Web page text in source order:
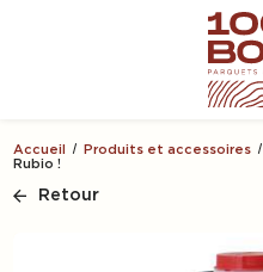
Accueil Produits et accessoires
Rubio !
Retour
Panneau de gestion des